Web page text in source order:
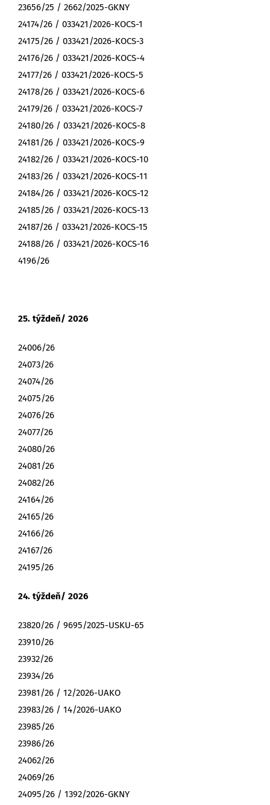
23656/25 / 2662/2025-GKNY
24174/26 / 033421/2026-KOCS-1
24175/26 / 033421/2026-KOCS-3
24176/26 / 033421/2026-KOCS-4
24177/26 / 033421/2026-KOCS-5
24178/26 / 033421/2026-KOCS-6
24179/26 / 033421/2026-KOCS-7
24180/26 / 033421/2026-KOCS-8
24181/26 / 033421/2026-KOCS-9
24182/26 / 033421/2026-KOCS-10
24183/26 / 033421/2026-KOCS-11
24184/26 / 033421/2026-KOCS-12
24185/26 / 033421/2026-KOCS-13
24187/26 / 033421/2026-KOCS-15
24188/26 / 033421/2026-KOCS-16
4196/26
25. týždeň/ 2026
24006/26
24073/26
24074/26
24075/26
24076/26
24077/26
24080/26
24081/26
24082/26
24164/26
24165/26
24166/26
24167/26
24195/26
24. týždeň/ 2026
23820/26 / 9695/2025-USKU-65
23910/26
23932/26
23934/26
23981/26 / 12/2026-UAKO
23983/26 / 14/2026-UAKO
23985/26
23986/26
24062/26
24069/26
24095/26 / 1392/2026-GKNY